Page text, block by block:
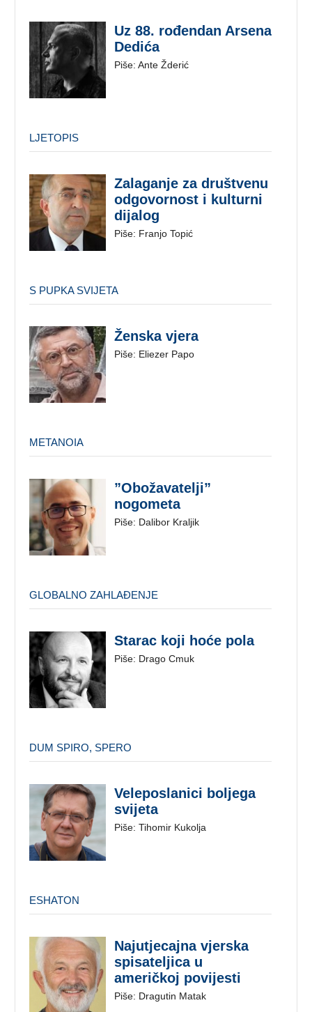
Uz 88. rođendan Arsena
Dedića
Piše: Ante Žderić
Zalaganje za društvenu
odgovornost i kulturni
dijalog
Piše: Franjo Topić
LJETOPIS
Ženska vjera
Piše: Eliezer Papo
S PUPKA SVIJETA
”Obožavatelji”
nogometa
Piše: Dalibor Kraljik
METANOIA
Starac koji hoće pola
Piše: Drago Cmuk
GLOBALNO ZAHLAĐENJE
Veleposlanici boljega
svijeta
Piše: Tihomir Kukolja
DUM SPIRO, SPERO
Najutjecajna vjerska
spisateljica u
američkoj povijesti
Piše: Dragutin Matak
ESHATON